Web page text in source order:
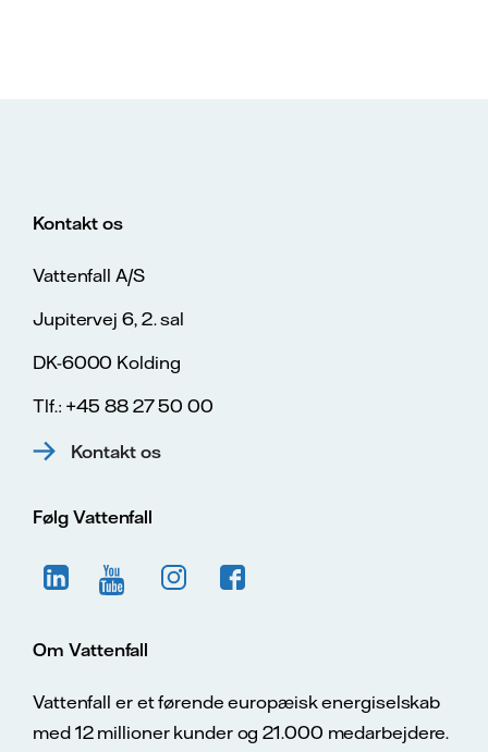
Kontakt os
Vattenfall A/S
Jupitervej 6, 2. sal
DK-6000 Kolding
Tlf.: +45 88 27 50 00
Kontakt os
Følg Vattenfall
Om Vattenfall
Vattenfall er et førende europæisk energiselskab
med 12 millioner kunder og 21.000 medarbejdere.